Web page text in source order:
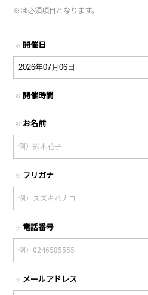
※は必須項目となります。
※ 開催日
※ 開催時間
※ お名前
※ フリガナ
※ 電話番号
※ メールアドレス